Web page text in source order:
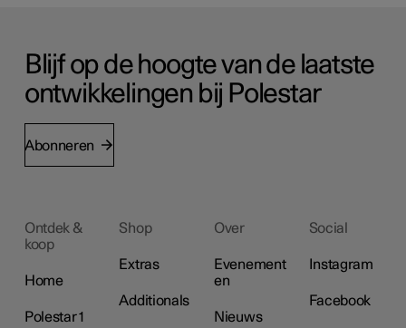
Blijf op de hoogte van de laatste
ontwikkelingen bij Polestar
Abonneren
Ontdek &
koop
Home
Polestar 1
Shop
Extras
Additionals
Over
Evenement
en
Nieuws
Social
Instagram
Facebook